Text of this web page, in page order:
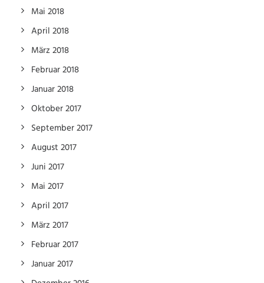
Mai 2018
April 2018
März 2018
Februar 2018
Januar 2018
Oktober 2017
September 2017
August 2017
Juni 2017
Mai 2017
April 2017
März 2017
Februar 2017
Januar 2017